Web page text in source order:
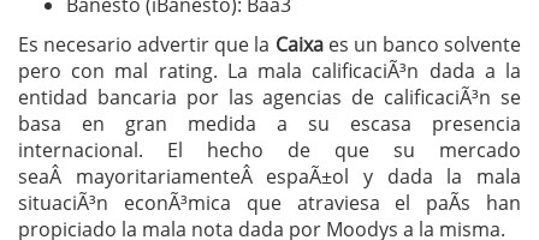
Es necesario advertir que la Caixaes un banco solvente
pero con mal rating. La mala calificaciÃ³n dada a la
entidad bancaria por las agencias de calificaciÃ³n se
basa en gran medida a su escasa presencia
internacional. El hecho de que su mercado
seaÂ mayoritariamenteÂ espaÃ±ol y dada la mala
situaciÃ³n econÃ³mica que atraviesa el paÃ­s han
propiciado la mala nota dada por Moodys a la misma.